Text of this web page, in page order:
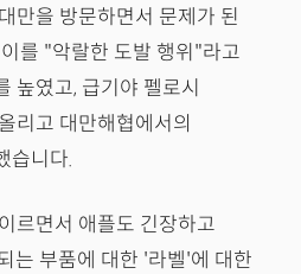
만을 방문하면서 문제가 된
를 "악랄한 도발 행위"라고
높였고, 급기야 펠로시
리고 대만해협에서의
습니다.
르면서 애플도 긴장하고
는 부품에 대한 '라벨'에 대한